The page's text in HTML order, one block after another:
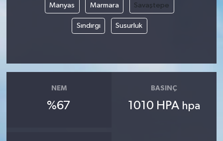
Manyas Marmara Savaştepe
Sındırgı Susurluk
NEM
%67
BASINÇ
1010 HPA hpa